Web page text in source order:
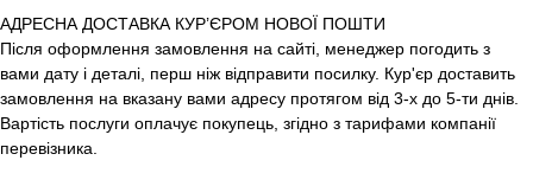
АДРЕСНА ДОСТАВКА КУР’ЄРОМ НОВОЇ ПОШТИ
Після оформлення замовлення на сайті, менеджер погодить з
вами дату і деталі, перш ніж відправити посилку. Кур'єр доставить
замовлення на вказану вами адресу протягом від 3-х до 5-ти днів.
Вартість послуги оплачує покупець, згідно з тарифами компанії
перевізника.